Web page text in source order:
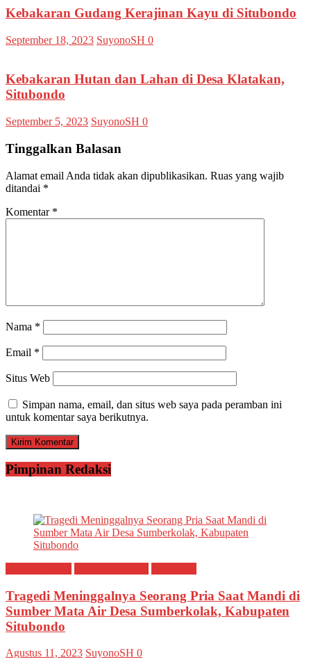
Kebakaran Gudang Kerajinan Kayu di Situbondo
September 18, 2023 SuyonoSH 0
Kebakaran Hutan dan Lahan di Desa Klatakan,
Situbondo
September 5, 2023 SuyonoSH 0
Tinggalkan Balasan
Alamat email Anda tidak akan dipublikasikan. Ruas yang wajib
ditandai *
Komentar *
Nama *
Email *
Situs Web
Simpan nama, email, dan situs web saya pada peramban ini
untuk komentar saya berikutnya.
Pimpinan Redaksi
Tragedi Meninggalnya Seorang Pria Saat Mandi di
Sumber Mata Air Desa Sumberkolak, Kabupaten
Situbondo
Agustus 11, 2023 SuyonoSH 0